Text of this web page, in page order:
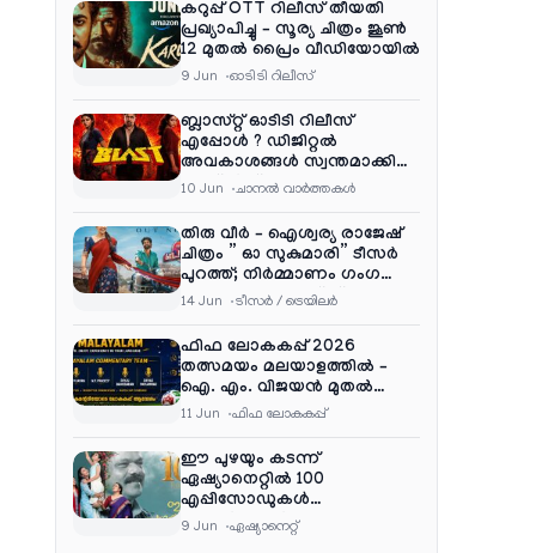
കറുപ്പ് OTT റിലീസ് തീയതി
പ്രഖ്യാപിച്ചു – സൂര്യ ചിത്രം ജൂൺ
12 മുതൽ പ്രൈം വീഡിയോയിൽ
9 Jun ഓടിടി റിലീസ്
ബ്ലാസ്റ്റ് ഓടിടി റിലീസ്
എപ്പോൾ ? ഡിജിറ്റൽ
അവകാശങ്ങൾ സ്വന്തമാക്കി
നെറ്റ്ഫ്ലിക്സ്
10 Jun ചാനല്‍ വാര്‍ത്തകള്‍
തിരു വീർ – ഐശ്വര്യ രാജേഷ്
ചിത്രം ” ഓ സുകുമാരി” ടീസർ
പുറത്ത്; നിർമ്മാണം ഗംഗ
എന്റർടൈൻമെന്റ്‌സ്
14 Jun ടീസര്‍ / ട്രെയിലര്‍
ഫിഫ ലോകകപ്പ് 2026
തത്സമയം മലയാളത്തിൽ –
ഐ. എം. വിജയൻ മുതൽ
ഷൈജു ദാമോദരൻ വരെ
11 Jun ഫിഫ ലോകകപ്പ്
ഈ പുഴയും കടന്ന്
ഏഷ്യാനെറ്റിൽ 100
എപ്പിസോഡുകൾ
പൂർത്തിയാക്കി , സംപ്രേഷണം
9 Jun ഏഷ്യാനെറ്റ്‌